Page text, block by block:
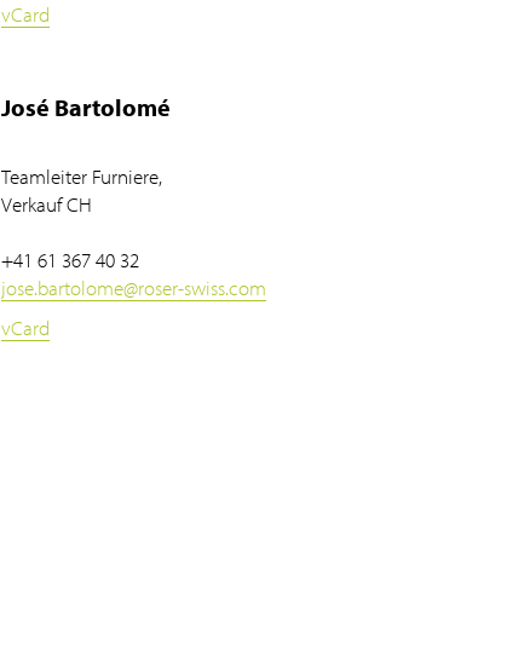
vCard
José Bartolomé
Teamleiter Furniere,
Verkauf CH
+41 61 367 40 32
jose.bartolome@roser-swiss.com
vCard